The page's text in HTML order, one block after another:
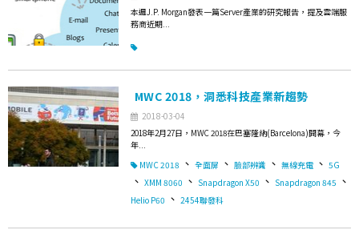
本週J.P. Morgan發表一篇Server產業的研究報告，提及雲端服
務商近期...
MWC 2018，洞悉科技產業新趨勢
2018-03-04
2018年2月27日，MWC 2018在巴塞隆納(Barcelona)開幕，今
年...
MWC 2018 、 全面屏 、 臉部辨識 、 無線充電 、 5G
、 XMM 8060 、 Snapdragon X50 、 Snapdragon 845 、
Helio P60 、 2454聯發科